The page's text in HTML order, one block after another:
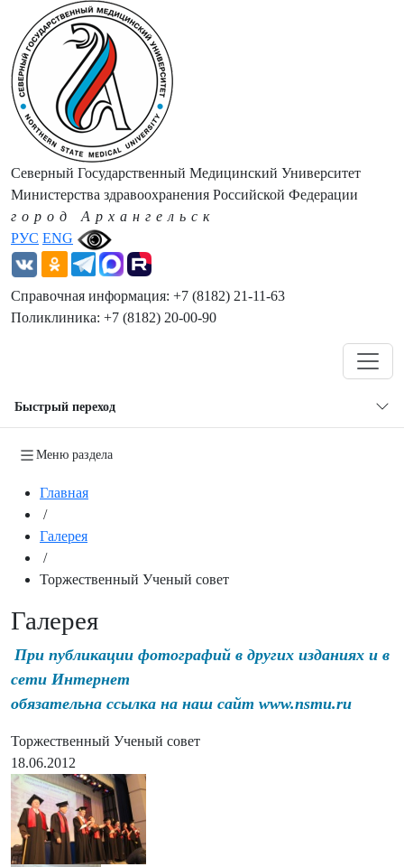
РУС ENG
Северный Государственный Медицинский Университет
Министерства здравоохранения Российской Федерации
город Архангельск
Справочная информация: +7 (8182) 21-11-63
Поликлиника: +7 (8182) 20-00-90
Быстрый переход
Меню раздела
Главная
/
Галерея
/
Торжественный Ученый совет
Галерея
При публикации фотографий в других изданиях и в
сети Интернет
обязательна ссылка на наш сайт www.nsmu.ru
Торжественный Ученый совет
18.06.2012